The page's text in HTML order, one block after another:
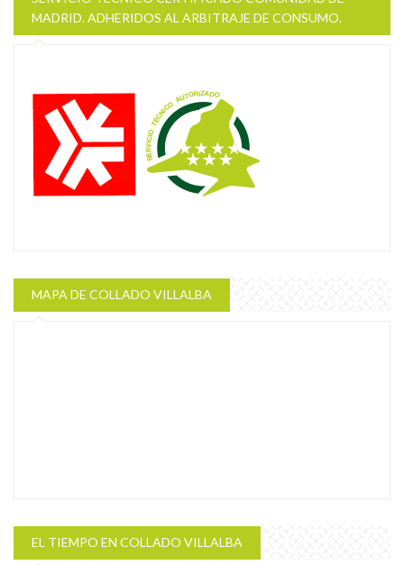
MADRID. ADHERIDOS AL ARBITRAJE DE CONSUMO.
MAPA DE COLLADO VILLALBA
EL TIEMPO EN COLLADO VILLALBA